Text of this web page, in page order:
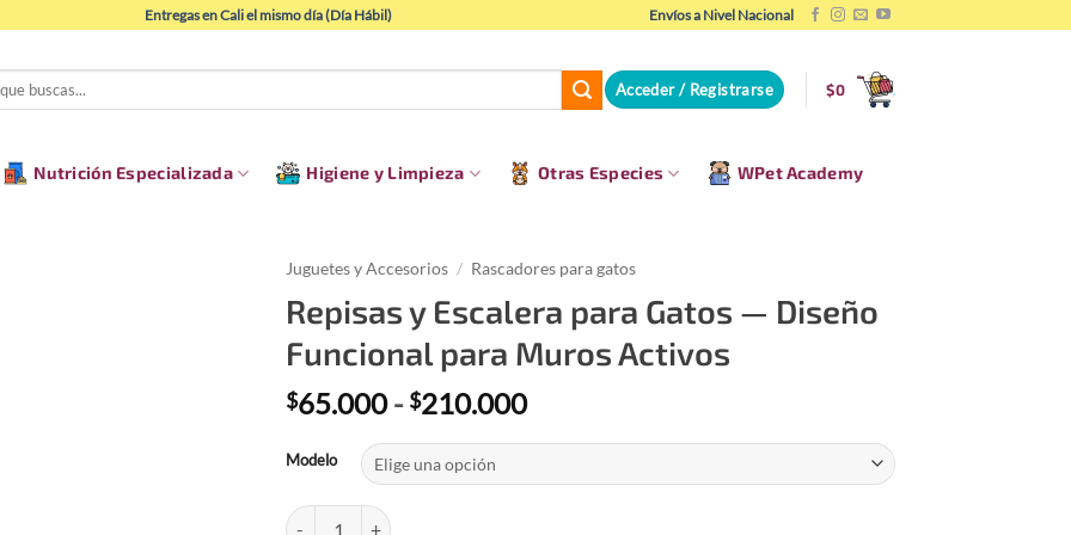
Entregas en Cali el mismo día (Día Hábil) Envíos a Nivel Nacional
Acceder / Registrarse $0
Nutrición Especializada Higiene y Limpieza Otras Especies WPet Academy
Juguetes y Accesorios / Rascadores para gatos
Repisas y Escalera para Gatos — Diseño
Funcional para Muros Activos
$65.000 - $210.000Rango
desde
Modelo
Repisas y Escalera para Gatos — Diseño Funcional para Muros Activos cantidad